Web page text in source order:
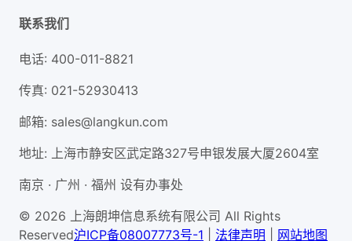
联系我们
电话: 400-011-8821
传真: 021-52930413
邮箱: sales@langkun.com
地址:
上海市静安区武定路327号申银发展大厦2604室
南京 · 广州 · 福州 设有办事处
© 2026 上海朗坤信息系统有限公司 All Rights
Reserved沪ICP备08007773号-1 法律声明 网站地图